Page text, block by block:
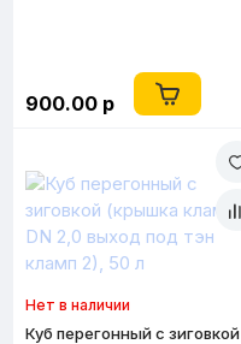
900.00 р
Нет в наличии
Куб перегонный с зиговкой